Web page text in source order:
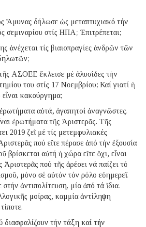
Ἄμυνας δήλωσε ὡς μεταπτυχιακό τήν
σεμιναρίου στίς ΗΠΑ; Ἐπιτρέπεται;
ἀνέχεται τίς βιαιοπραγίες ἀνδρῶν τῶν
ΑΣΟΕΕ ἔκλεισε μέ ἁλυσίδες τήν
του στίς 17 Νοεμβρίου; Καί γιατί ἡ
κακούργημα;
αὐτά, ἀγαπητοί ἀναγνῶστες.
ἐρωτήματα τῆς Ἀριστερᾶς. Τῆς
2019 ζεῖ μέ τίς μετεμφυλιακές
πού εἴτε πέρασε ἀπό τήν ἐξουσία
βρίσκεται αὐτή ἡ χώρα εἴτε ὄχι, εἶναι
πού τῆς ἀρέσει νά παίζει τό
μόνο σέ αὐτόν τόν ρόλο εὐημερεῖ.
ἀντιπολίτευση, μία ἀπό τά ἴδια.
μοίρας, καμμία ἀντίληψη
διασφαλίζουν τήν τάξη καί τήν